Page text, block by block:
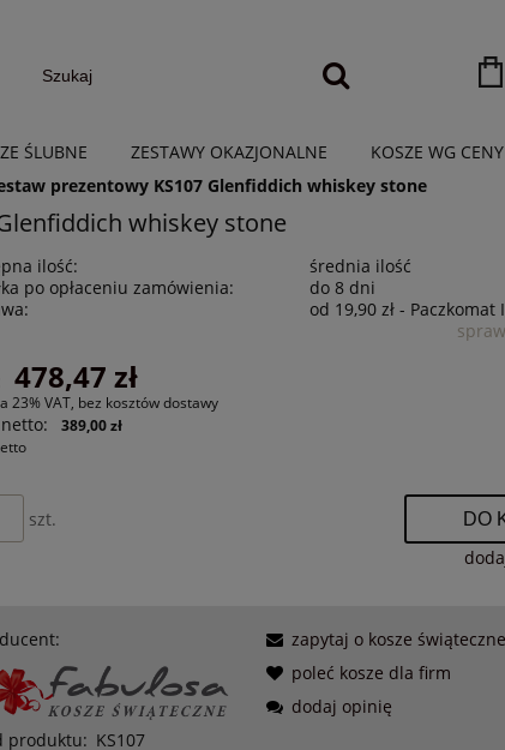
ŚLUBNE ZESTAWY OKAZJONALNE KOSZE WG CENY
prezentowy KS107 Glenfiddich whiskey stone
whiskey stone
ilość:
średnia ilość
po opłaceniu zamówienia:
do 8 dni
od 19,90 zł - Paczkomat
478,47 zł
23% VAT, bez kosztów dostawy
389,00 zł
szt. DO
produktu: KS107
zapytaj o kosze świąteczne
poleć kosze dla firm
dodaj opinię